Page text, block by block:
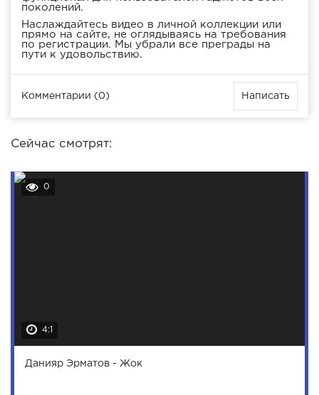
поколений.
Наслаждайтесь видео в личной коллекции или
прямо на сайте, не оглядываясь на требования
по регистрации. Мы убрали все преграды на
пути к удовольствию.
Комментарии (0) Написать
Сейчас смотрят:
0
4:1
Данияр Эрматов - Жок